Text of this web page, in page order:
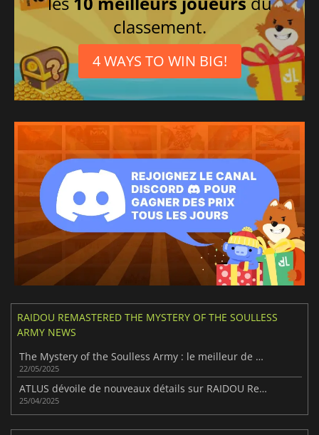
classement.
4 WAYS TO WIN BIG!
RAIDOU REMASTERED THE MYSTERY OF THE SOULLESS
ARMY NEWS
The Mystery of the Soulless Army : le meilleur de RAIDOU Remastered
22/05/2025
ATLUS dévoile de nouveaux détails sur RAIDOU Remastered : L'Armée Sans Souffle
25/04/2025